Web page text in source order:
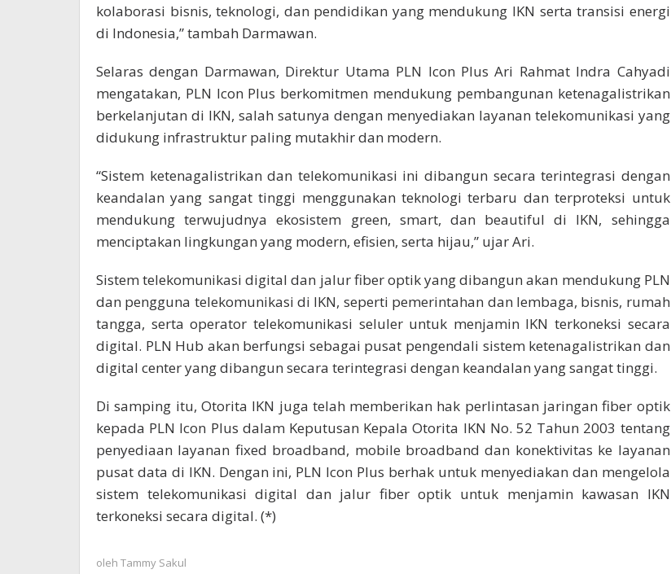
kolaborasi bisnis, teknologi, dan pendidikan yang mendukung IKN serta transisi energi
di Indonesia,” tambah Darmawan.
Selaras dengan Darmawan, Direktur Utama PLN Icon Plus Ari Rahmat Indra Cahyadi
mengatakan, PLN Icon Plus berkomitmen mendukung pembangunan ketenagalistrikan
berkelanjutan di IKN, salah satunya dengan menyediakan layanan telekomunikasi yang
didukung infrastruktur paling mutakhir dan modern.
“Sistem ketenagalistrikan dan telekomunikasi ini dibangun secara terintegrasi dengan
keandalan yang sangat tinggi menggunakan teknologi terbaru dan terproteksi untuk
mendukung terwujudnya ekosistem green, smart, dan beautiful di IKN, sehingga
menciptakan lingkungan yang modern, efisien, serta hijau,” ujar Ari.
Sistem telekomunikasi digital dan jalur fiber optik yang dibangun akan mendukung PLN
dan pengguna telekomunikasi di IKN, seperti pemerintahan dan lembaga, bisnis, rumah
tangga, serta operator telekomunikasi seluler untuk menjamin IKN terkoneksi secara
digital. PLN Hub akan berfungsi sebagai pusat pengendali sistem ketenagalistrikan dan
digital center yang dibangun secara terintegrasi dengan keandalan yang sangat tinggi.
Di samping itu, Otorita IKN juga telah memberikan hak perlintasan jaringan fiber optik
kepada PLN Icon Plus dalam Keputusan Kepala Otorita IKN No. 52 Tahun 2003 tentang
penyediaan layanan fixed broadband, mobile broadband dan konektivitas ke layanan
pusat data di IKN. Dengan ini, PLN Icon Plus berhak untuk menyediakan dan mengelola
sistem telekomunikasi digital dan jalur fiber optik untuk menjamin kawasan IKN
terkoneksi secara digital. (*)
oleh Tammy Sakul